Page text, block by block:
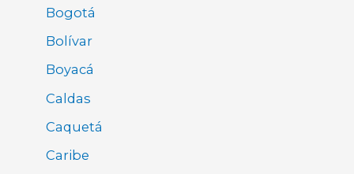
Bogotá
Bolívar
Boyacá
Caldas
Caquetá
Caribe